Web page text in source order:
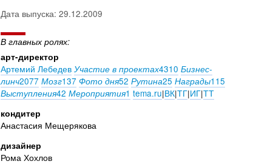
Дата выпуска: 29.12.2009
В главных ролях:
арт-директор
Артемий Лебедев Участие в проектах4310 Бизнес-
линч2077 Мозг137 Фото дня52 Рутина25 Награды115
Выступления42 Мероприятия1 tema.ru|ВК|ТГ|ИГ|ТТ
кондитер
Анастасия Мещерякова
дизайнер
Рома Хохлов